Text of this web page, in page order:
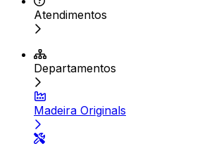
Atendimentos
Departamentos
Madeira Originals